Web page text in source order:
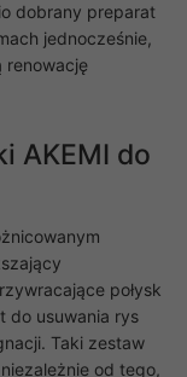
dobrany preparat
jednocześnie,
renowację
AKEMI do
połysk
do usuwania rys
Taki zestaw
od tego,